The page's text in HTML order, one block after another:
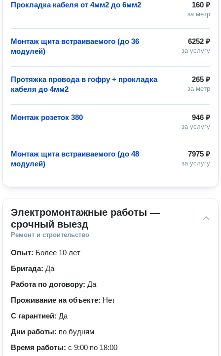
160 ₽
за метр
Прокладка кабеля от 4мм2 до 6мм2
6252 ₽
за услугу
Монтаж щита встраиваемого (до 36
модулей)
265 ₽
за метр
Протяжка провода в гофру + прокладка
кабеля до 4мм2
946 ₽
за услугу
Монтаж розеток 380
7975 ₽
за услугу
Монтаж щита встраиваемого (до 48
модулей)
Электромонтажные работы —
срочный выезд
Ремонт и строительство
Опыт: Более 10 лет
Бригада: Да
Работа по договору: Да
Проживание на объекте: Нет
С гарантией: Да
Дни работы: по будням
Время работы: с 9:00 по 18:00